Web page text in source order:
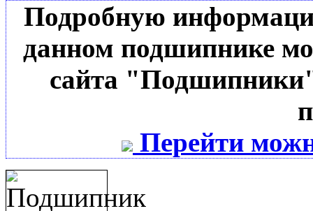
Подробную
данном подшипнике
сайта
Перейти